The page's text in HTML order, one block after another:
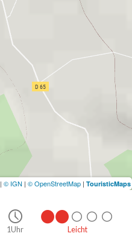
1Uhr Leicht
| © IGN | © OpenStreetMap | TouristicMaps